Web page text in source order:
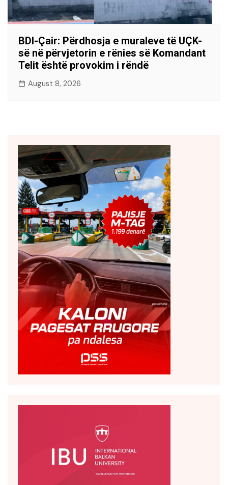
BDI-Çair: Përdhosja e muraleve të UÇK-
së në përvjetorin e rënies së Komandant
Telit është provokim i rëndë
August 8, 2026